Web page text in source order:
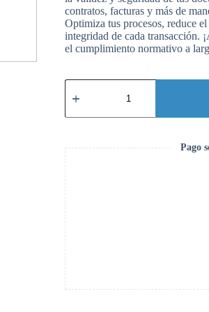
contratos, facturas y más de
Optimiza tus procesos, reduce
integridad de cada transacción.
el cumplimiento normativo a
Firma
Electrónica
5
Pago